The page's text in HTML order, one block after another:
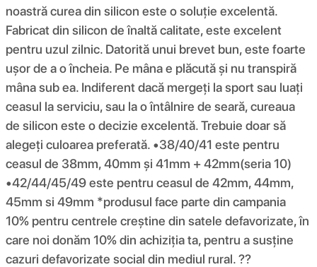
noastră curea din silicon este o soluție excelentă.
Fabricat din silicon de înaltă calitate, este excelent
pentru uzul zilnic. Datorită unui brevet bun, este foarte
ușor de a o încheia. Pe mâna e plăcută și nu transpiră
mâna sub ea. Indiferent dacă mergeți la sport sau luați
ceasul la serviciu, sau la o întâlnire de seară, cureaua
de silicon este o decizie excelentă. Trebuie doar să
alegeți culoarea preferată. •38/40/41 este pentru
ceasul de 38mm, 40mm și 41mm + 42mm(seria 10)
•42/44/45/49 este pentru ceasul de 42mm, 44mm,
45mm si 49mm *produsul face parte din campania
10% pentru centrele creștine din satele defavorizate, în
care noi donăm 10% din achiziția ta, pentru a susține
cazuri defavorizate social din mediul rural. ??